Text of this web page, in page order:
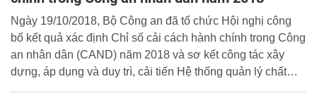
Ngày 19/10/2018, Bộ Công an đã tổ chức Hội nghị công
bố kết quả xác định Chỉ số cải cách hành chính trong Công
an nhân dân (CAND) năm 2018 và sơ kết công tác xây
dựng, áp dụng và duy trì, cải tiến Hệ thống quản lý chất